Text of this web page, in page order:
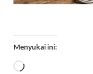
Menyukai ini:
Memuat...